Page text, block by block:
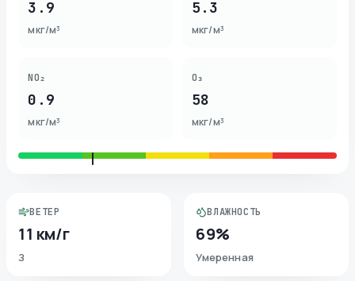
3.9
мкг/м³
5.3
мкг/м³
NO₂
0.9
мкг/м³
O₃
58
мкг/м³
ВЕТЕР
11 км/г
З
ВЛАЖНОСТЬ
69%
Умеренная